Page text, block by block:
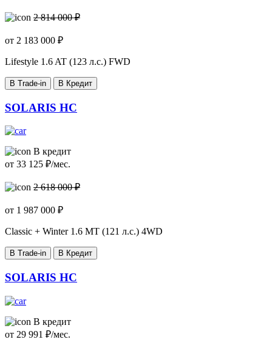
2 814 000 ₽
от 2 183 000 ₽
Lifestyle 1.6 AT (123 л.с.) FWD
В Trade-in В Кредит
SOLARIS HC
В кредит
от 33 125 ₽/мес.
2 618 000 ₽
от 1 987 000 ₽
Classic + Winter 1.6 MT (121 л.с.) 4WD
В Trade-in В Кредит
SOLARIS HC
В кредит
от 29 991 ₽/мес.